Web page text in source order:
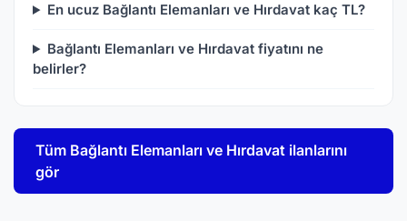
En ucuz Bağlantı Elemanları ve Hırdavat kaç TL?
Bağlantı Elemanları ve Hırdavat fiyatını ne
belirler?
Tüm Bağlantı Elemanları ve Hırdavat ilanlarını
gör